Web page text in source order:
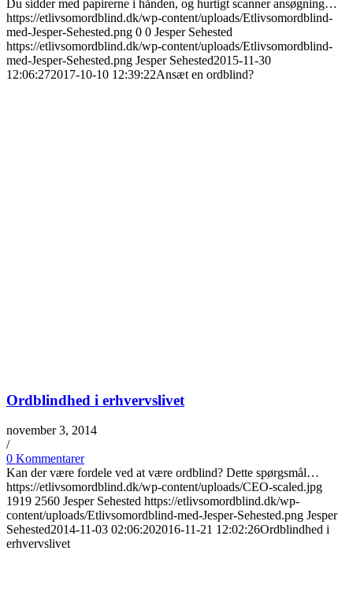
Du sidder med papirerne i hånden, og hurtigt scanner ansøgning…
https://etlivsomordblind.dk/wp-content/uploads/Etlivsomordblind-
med-Jesper-Sehested.png 0 0 Jesper Sehested
https://etlivsomordblind.dk/wp-content/uploads/Etlivsomordblind-
med-Jesper-Sehested.png Jesper Sehested2015-11-30
12:06:272017-10-10 12:39:22Ansæt en ordblind?
Ordblindhed i erhvervslivet
november 3, 2014
/
0 Kommentarer
Kan der være fordele ved at være ordblind? Dette spørgsmål…
https://etlivsomordblind.dk/wp-content/uploads/CEO-scaled.jpg
1919 2560 Jesper Sehested https://etlivsomordblind.dk/wp-
content/uploads/Etlivsomordblind-med-Jesper-Sehested.png Jesper
Sehested2014-11-03 02:06:202016-11-21 12:02:26Ordblindhed i
erhvervslivet